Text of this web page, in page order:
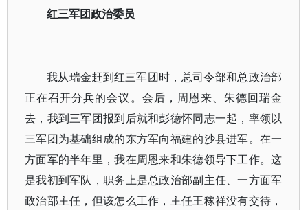
红三军团政治委员
我从瑞金赶到红三军团时，总司令部和总政治部
正在召开分兵的会议。会后，周恩来、朱德回瑞金
去，我到三军团报到后就和彭德怀同志一起，率领以
三军团为基础组成的东方军向福建的沙县进军。在一
方面军的半年里，我在周恩来和朱德领导下工作。这
是我初到军队，职务上是总政治部副主任、一方面军
政治部主任，但该怎么工作，主任王稼祥没有交待，